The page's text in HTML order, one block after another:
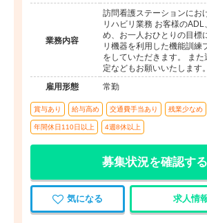
業務内容
訪問看護ステーションにお
リハビリ業務 お客様の
め、お一人おひとりの目標
リ機器を利用した機能訓練
をしていただきます。 また
定などもお願いいたします。
雇用形態
常勤
賞与あり 給与高め 交通費手当あり 残業少なめ
年間休日110日以上 4週8休以上
募集状況を確認する
気になる 求人情